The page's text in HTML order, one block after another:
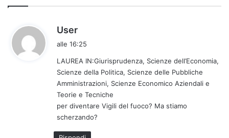
User
a
e
t
t
o
:
alle 16:25
LAUREA IN:Giurisprudenza, Scienze dell’Economia,
Scienze della Politica, Scienze delle Pubbliche
Amministrazioni, Scienze Economico Aziendali e
Teorie e Tecniche
per diventare Vigili del fuoco? Ma stiamo
scherzando?